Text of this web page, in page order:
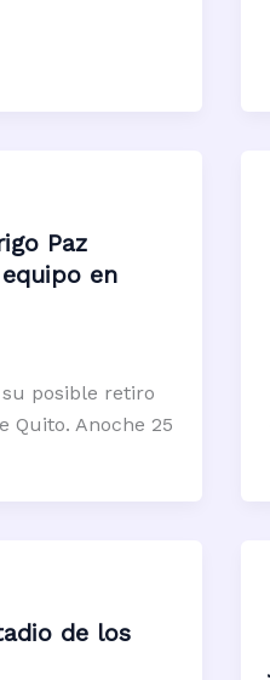
Paz
en
su posible retiro
Quito. Anoche 25
de los